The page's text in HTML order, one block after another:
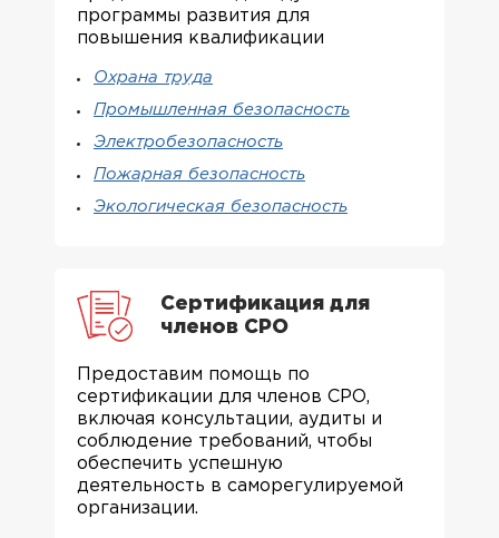
программы развития для
повышения квалификации
Охрана труда
Промышленная безопасность
Электробезопасность
Пожарная безопасность
Экологическая безопасность
Сертификация для
членов СРО
Предоставим помощь по
сертификации для членов СРО,
включая консультации, аудиты и
соблюдение требований, чтобы
обеспечить успешную
деятельность в саморегулируемой
организации.